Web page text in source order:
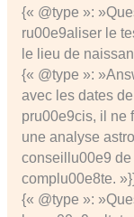
{« @type »:
ru00e9aliser le
le lieu de
{« @type »:
avec les dates
pru00e9cis, il ne
une analyse
conseillu00e9
complu00e8te.
{« @type »: